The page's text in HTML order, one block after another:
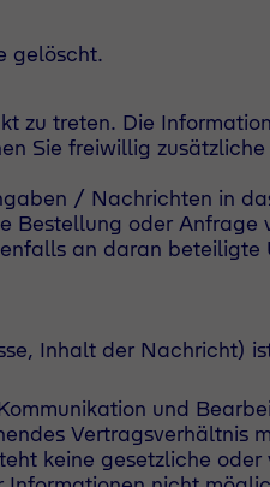
gelöscht.
zu treten. Die
Sie freiwillig zusätzliche
/ Nachrichten in
oder Anfrage
an daran beteiligte
Inhalt der Nachricht)
und
Vertragsverhältnis
keine gesetzliche